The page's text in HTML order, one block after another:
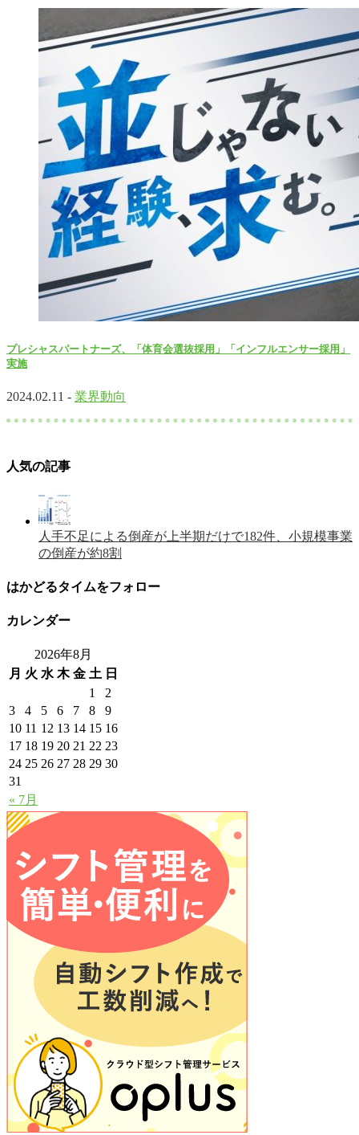
プレシャスパートナーズ、「体育会選抜採用」「インフルエンサー採用」
実施
2024.02.11 - 業界動向
人気の記事
人手不足による倒産が上半期だけで182件、小規模事業
の倒産が約8割
はかどるタイムをフォロー
カレンダー
2026年8月
月 火 水 木 金 土 日
« 7月
1
2
3
4 5 6 7 8
9
10 11 12 13 14 15 16
17 18 19 20 21 22 23
24 25 26 27 28 29 30
31